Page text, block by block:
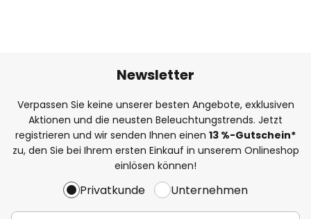
Newsletter
Verpassen Sie keine unserer besten Angebote, exklusiven
Aktionen und die neusten Beleuchtungstrends. Jetzt
registrieren und wir senden Ihnen einen 13 %-Gutschein*
zu, den Sie bei Ihrem ersten Einkauf in unserem Onlineshop
einlösen können!
Privatkunde Unternehmen